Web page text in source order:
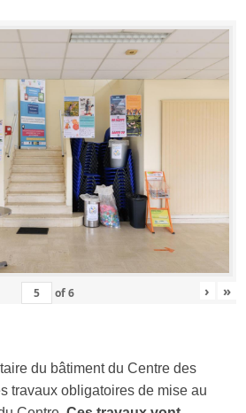
of6 › »
du bâtiment du Centre des
travaux obligatoires de mise au